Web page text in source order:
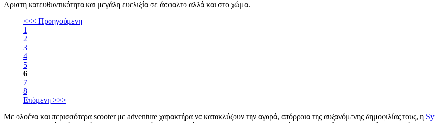
Αριστη κατευθυντικότητα και μεγάλη ευελιξία σε άσφαλτο αλλά και στο χώμα.
<<< Προηγούμενη
1
2
3
4
5
6
7
8
Επόμενη >>>
Με ολοένα και περισσότερα scooter με adventure χαρακτήρα να κατακλύζουν την αγορά, απόρροια της αυξανόμενης δημοφιλίας τους, η